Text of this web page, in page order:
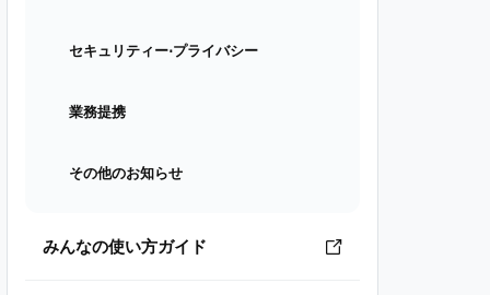
セキュリティー⋅プライバシー
業務提携
その他のお知らせ
みんなの使い方ガイド